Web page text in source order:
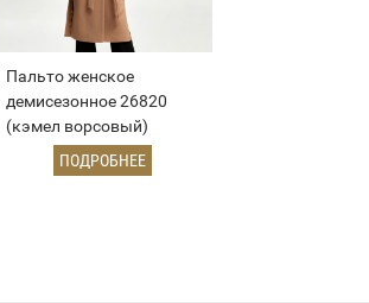
Пальто женское
демисезонное 26820
(кэмел ворсовый)
ПОДРОБНЕЕ